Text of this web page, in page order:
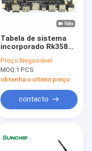
Tabela de sistema
incorporado Rk3588
controlador Android
Para quiosque de
tela sensível ao
toque
Preço:Negociável
MOQ:1 PCS
obtenha o ultimo preço
contacto